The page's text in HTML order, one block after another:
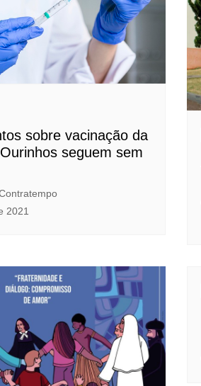
sobre vacinação da
seguem sem
2021